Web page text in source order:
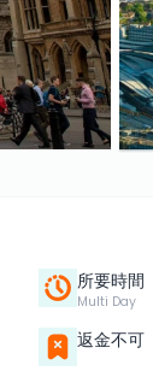
所要時間
Multi Day
返金不可